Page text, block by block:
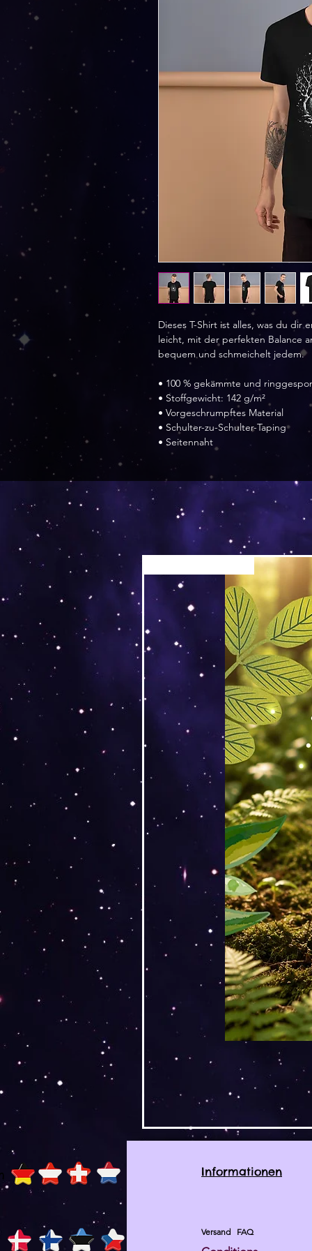
Dieses T-Shirt ist alles, was du dir
leicht, mit der perfekten Balance
bequem und schmeichelt jedem.
• 100 % gekämmte und
• Stoffgewicht: 142 g/m²
• Vorgeschrumpftes Material
• Schulter-zu-Schulter-Taping
• Seitennaht
Informationen
Versand FAQ